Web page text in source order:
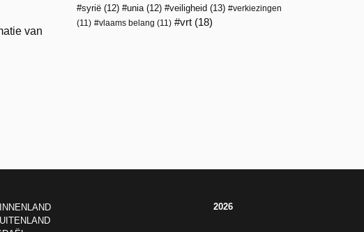
van
syrië (12) unia(12) veiligheid (13)
verkiezingen
(11)
vlaams belang (11) vrt (18)
2026